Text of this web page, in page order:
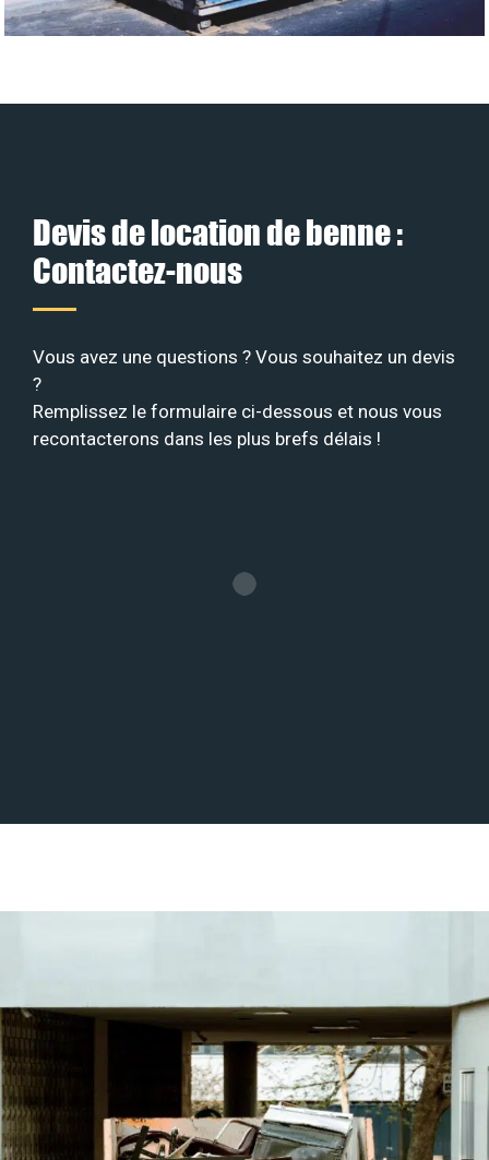
Devis de location de benne :
Contactez-nous
Vous avez une questions ? Vous souhaitez un devis
?
Remplissez le formulaire ci-dessous et nous vous
recontacterons dans les plus brefs délais !